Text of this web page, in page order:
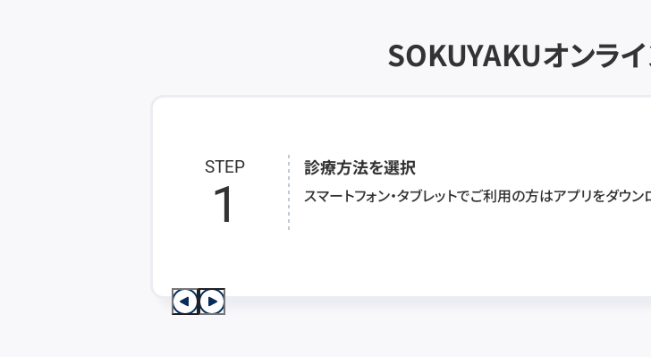
SOKUYAKUオンラ
STEP
1
診療方法を選択
スマートフォン・タブレットでご利用の方はアプリをダウン